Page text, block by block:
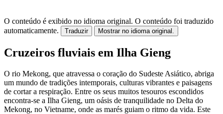
O conteúdo é exibido no idioma original. O conteúdo foi traduzido
automaticamente.
Traduzir Mostrar no idioma original.
Cruzeiros fluviais em Ilha Gieng
O rio Mekong, que atravessa o coração do Sudeste Asiático, abriga
um mundo de tradições intemporais, culturas vibrantes e paisagens
de cortar a respiração. Entre os seus muitos tesouros escondidos
encontra-se a Ilha Gieng, um oásis de tranquilidade no Delta do
Mekong, no Vietname, onde as marés guiam o ritmo da vida. Este